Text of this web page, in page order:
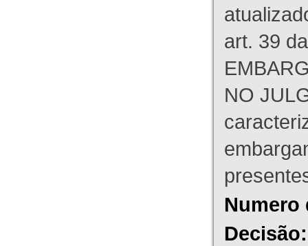
art. 39
NO
Numero
Decisão: